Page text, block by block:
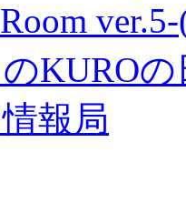
KURO
報局